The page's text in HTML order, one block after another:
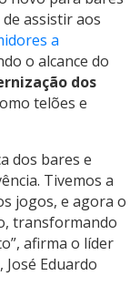
assistir aos
a
o alcance do
dos
telões e
dos bares e
Tivemos a
jogos, e agora o
transformando
afirma o líder
Eduardo